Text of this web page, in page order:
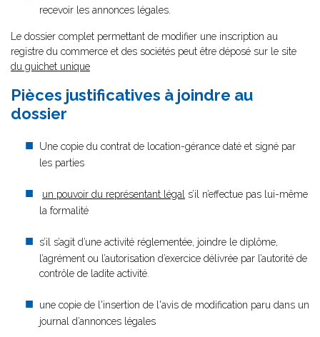
recevoir les annonces légales.
Le dossier complet permettant de modifier une inscription au
registre du commerce et des sociétés peut être déposé sur le site
du guichet unique
Pièces justificatives à joindre au
dossier
Une copie du contrat de location-gérance daté et signé par
les parties
un pouvoir du représentant légal s’il n’effectue pas lui-même
la formalité
s’il s’agit d’une activité réglementée, joindre le diplôme,
l’agrément ou l’autorisation d’exercice délivrée par l’autorité de
contrôle de ladite activité.
une copie de l'insertion de l'avis de modification paru dans un
journal d’annonces légales